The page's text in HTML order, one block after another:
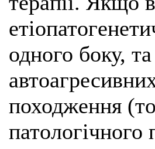
одного боку,
походження
патологічного